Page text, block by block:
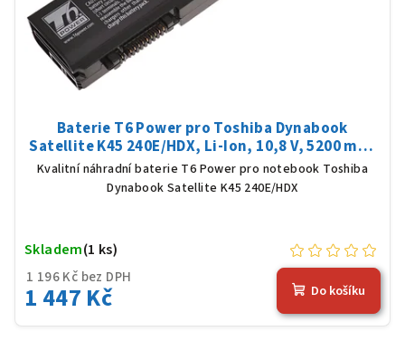
Baterie T6 Power pro Toshiba Dynabook
Satellite K45 240E/HDX, Li-Ion, 10,8 V, 5200 mAh
(56 Wh), černá
Kvalitní náhradní baterie T6 Power pro notebook Toshiba
Dynabook Satellite K45 240E/HDX
1 196 Kč bez DPH
1 447 Kč
Skladem(1 ks)
Do košíku